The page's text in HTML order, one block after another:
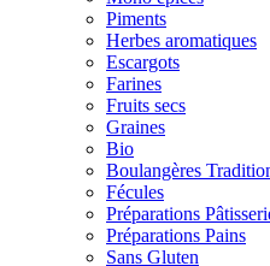
Piments
Herbes aromatiques
Escargots
Farines
Fruits secs
Graines
Bio
Boulangères
Fécules
Préparations
Préparations Pains
Sans Gluten